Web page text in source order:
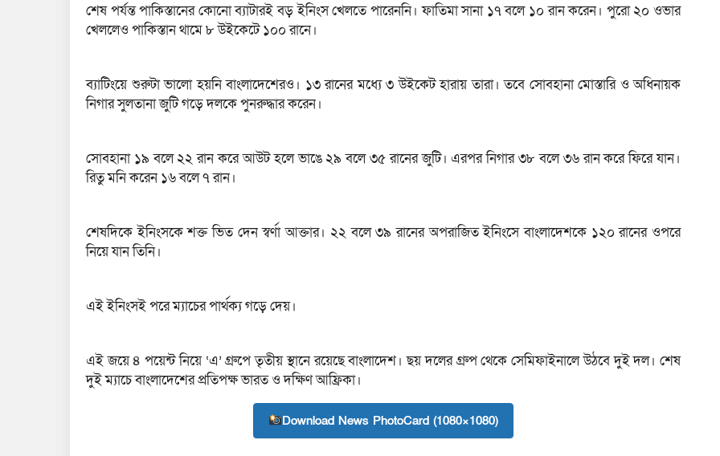
শেষ পর্যন্ত পাকিস্তানের কোনো ব্যাটারই বড় ইনিংস খেলতে পারেননি। ফাতিমা সানা ১৭ বলে ১০ রান করেন। পুরো ২০ ওভার
খেললেও পাকিস্তান থামে ৮ উইকেটে ১০০ রানে।
ব্যাটিংয়ে শুরুটা ভালো হয়নি বাংলাদেশেরও। ১৩ রানের মধ্যে ৩ উইকেট হারায় তারা। তবে সোবহানা মোস্তারি ও অধিনায়ক
নিগার সুলতানা জুটি গড়ে দলকে পুনরুদ্ধার করেন।
সোবহানা ১৯ বলে ২২ রান করে আউট হলে ভাঙে ২৯ বলে ৩৫ রানের জুটি। এরপর নিগার ৩৮ বলে ৩৬ রান করে ফিরে যান।
রিতু মনি করেন ১৬ বলে ৭ রান।
শেষদিকে ইনিংসকে শক্ত ভিত দেন স্বর্ণা আক্তার। ২২ বলে ৩৯ রানের অপরাজিত ইনিংসে বাংলাদেশকে ১২০ রানের ওপরে
নিয়ে যান তিনি।
এই ইনিংসই পরে ম্যাচের পার্থক্য গড়ে দেয়।
এই জয়ে ৪ পয়েন্ট নিয়ে ‘এ’ গ্রুপে তৃতীয় স্থানে রয়েছে বাংলাদেশ। ছয় দলের গ্রুপ থেকে সেমিফাইনালে উঠবে দুই দল। শেষ
দুই ম্যাচে বাংলাদেশের প্রতিপক্ষ ভারত ও দক্ষিণ আফ্রিকা।
Download News PhotoCard (1080×1080)